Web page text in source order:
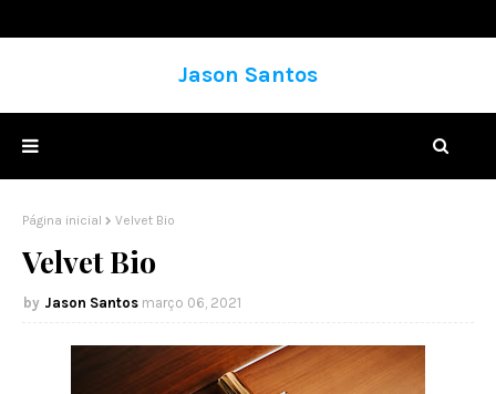
Jason Santos
Página inicial Velvet Bio
Velvet Bio
Jason Santos março 06, 2021